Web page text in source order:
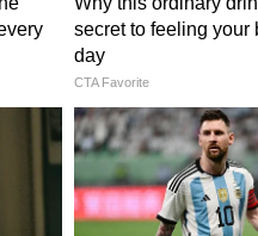
के साथ धोखा
अरविंद केजरीवाल ने
साथ धोखा किया है।
की राजनीति को